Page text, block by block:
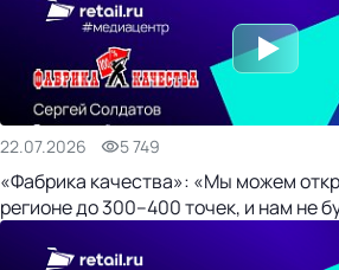
22.07.2026 5 749
«Фабрика качества»: «Мы можем
регионе до 300–400 точек, и нам не